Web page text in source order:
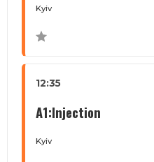
Kyiv
12:35
A1:Injection
Kyiv